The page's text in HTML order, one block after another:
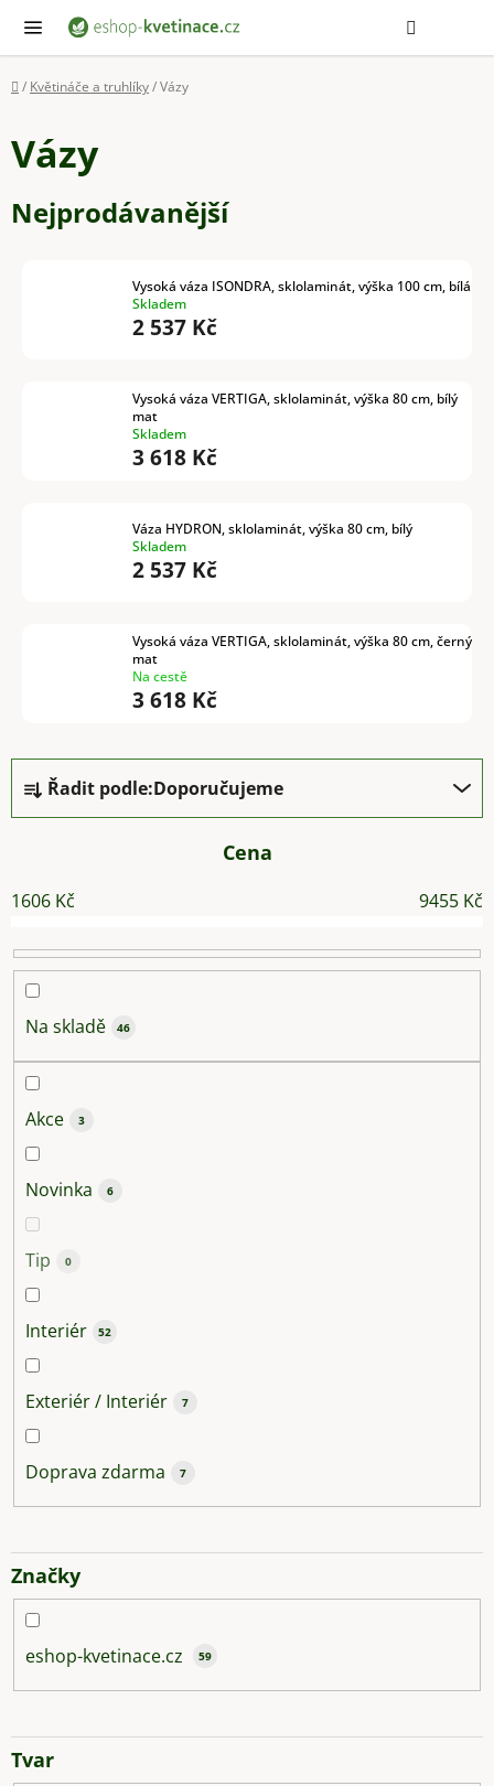
obsah
Domů
/ Květináče a truhlíky/Vázy
Vázy
Nejprodávanější
Vysoká váza ISONDRA, sklolaminát, výška 100 cm, bílá
Skladem
2 537 Kč
Vysoká váza VERTIGA, sklolaminát, výška 80 cm, bílý
mat
Skladem
3 618 Kč
Váza HYDRON, sklolaminát, výška 80 cm, bílý
Skladem
2 537 Kč
Vysoká váza VERTIGA, sklolaminát, výška 80 cm, černý
mat
Na cestě
3 618 Kč
Ř
a
z
n
í
p
r
o
u
k
ů
Řadit podle:Doporučujeme
Cena
1606 Kč 9455 Kč
Na skladě 46
Akce 3
Novinka 6
Tip 0
Interiér 52
Exteriér / Interiér 7
Doprava zdarma 7
Značky
eshop-kvetinace.cz 59
Tvar